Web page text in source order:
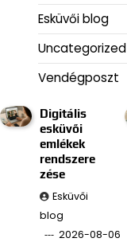
Esküvői blog
Uncategorized
Vendégposzt
Digitális
esküvői
emlékek
rendszere
zése
Esküvői
blog
2026-08-06